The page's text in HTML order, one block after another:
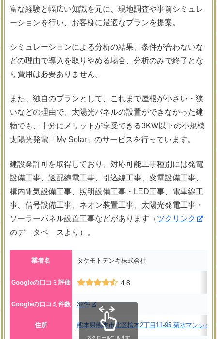
富な経験と幅広い知識を元に、現地調査や事前シミュレ
ーションを行い、お客様に最適なプランを提案。
シミュレーションによる分析の結果、条件が合わないな
どの理由で導入を取りやめる場合、分析のみで終了とな
り費用は必要ありません。
また、独自のプランとして、これまで屋根が小さい・狭
いなどの理由で、太陽光パネルの設置ができなかった建
物でも、十分にメリットが享受できる3KW以下の小規模
太陽光発電「My Solar」のサービスを行っています。
建設業許可を取得しており、対応可能工事種別には発電
設備工事、送配線電工事、引込線工事、変電設備工事、
構内電気設備工事、照明設備工事・LED工事、電車線工
事、信号設備工事、ネオン装置工事、太陽光発電工事・
ソーラーパネル設置工事などがあります（ツクリンク
のデータベースより）。
業者名 タケモトデンキ株式会社
Googleの口コミ評価 4.8
Googleの口コミ件数 32件
住所 熊本県熊本市北区楡木2丁目11-95 菊水マンショ
スクロールできます